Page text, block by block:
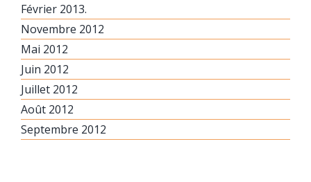
Février 2013.
Novembre 2012
Mai 2012
Juin 2012
Juillet 2012
Août 2012
Septembre 2012